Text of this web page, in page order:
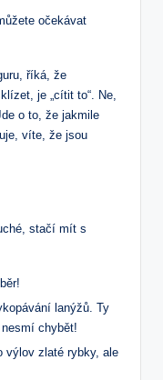
očekávat
říká, že
je „cítit to“. Ne,
o to, že jakmile
víte, že jsou
stačí mít s
lanýžů. Ty
chybět!
výlov zlaté rybky, ale